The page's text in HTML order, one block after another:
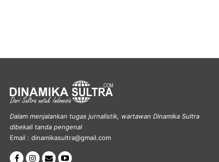
Dalam menjalankan tugas jurnalistik, wartawan Dinamika Sultra
dibekali tanda pengenal
Email : dinamikasultra@gmail.com